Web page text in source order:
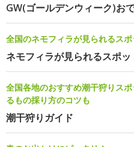
GW(ゴールデンウィーク)お
全国のネモフィラが見られるス
ネモフィラが見られるスポッ
全国各地のおすすめ潮干狩りス
るもの採り方のコツも
潮干狩りガイド